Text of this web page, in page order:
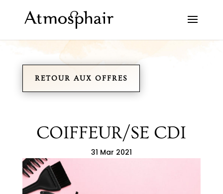
RETOUR AUX OFFRES
COIFFEUR/SE CDI
31 Mar 2021